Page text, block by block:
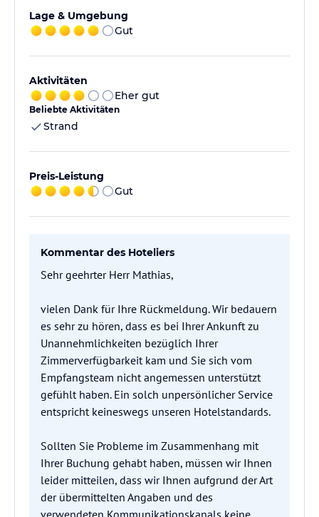
Lage & Umgebung
Gut
Aktivitäten
Eher gut
Beliebte Aktivitäten
Strand
Preis-Leistung
Gut
Kommentar des Hoteliers
Sehr geehrter Herr Mathias,
vielen Dank für Ihre Rückmeldung. Wir bedauern
es sehr zu hören, dass es bei Ihrer Ankunft zu
Unannehmlichkeiten bezüglich Ihrer
Zimmerverfügbarkeit kam und Sie sich vom
Empfangsteam nicht angemessen unterstützt
gefühlt haben. Ein solch unpersönlicher Service
entspricht keineswegs unseren Hotelstandards.
Sollten Sie Probleme im Zusammenhang mit
Ihrer Buchung gehabt haben, müssen wir Ihnen
leider mitteilen, dass wir Ihnen aufgrund der Art
der übermittelten Angaben und des
verwendeten Kommunikationskanals keine